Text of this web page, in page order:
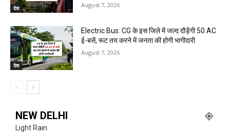
देश August 7, 2026
देश
Electric Bus: CG के इस जिले में जल्द दौड़ेंगी 50 AC
ई-बसें, रूट तय करने में जनता की होगी भागीदारी
August 7, 2026
NEW DELHI
Light Rain